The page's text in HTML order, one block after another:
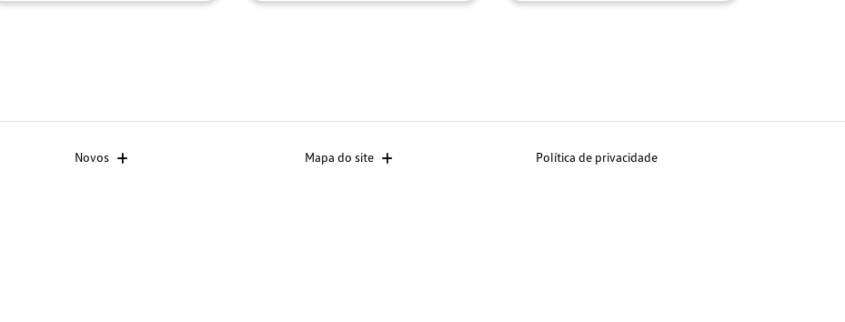
Novos Mapa do site Política de privacidade